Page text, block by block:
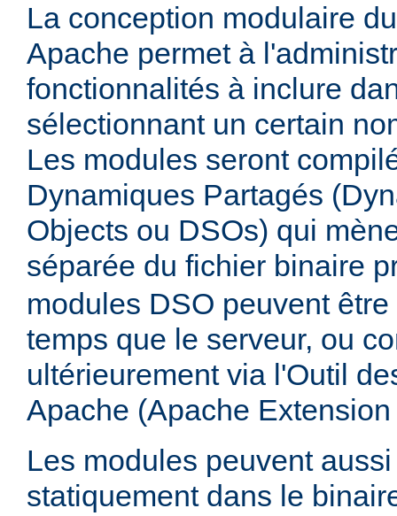
La conception modulaire
Apache permet à
fonctionnalités à inclure
sélectionnant un certain
Les modules seront
Dynamiques Partagés
Objects ou DSOs) qui
séparée du fichier binaire
modules DSO peuvent
temps que le serveur, ou
ultérieurement via l'Outil
Apache (Apache
Les modules peuvent
statiquement dans le